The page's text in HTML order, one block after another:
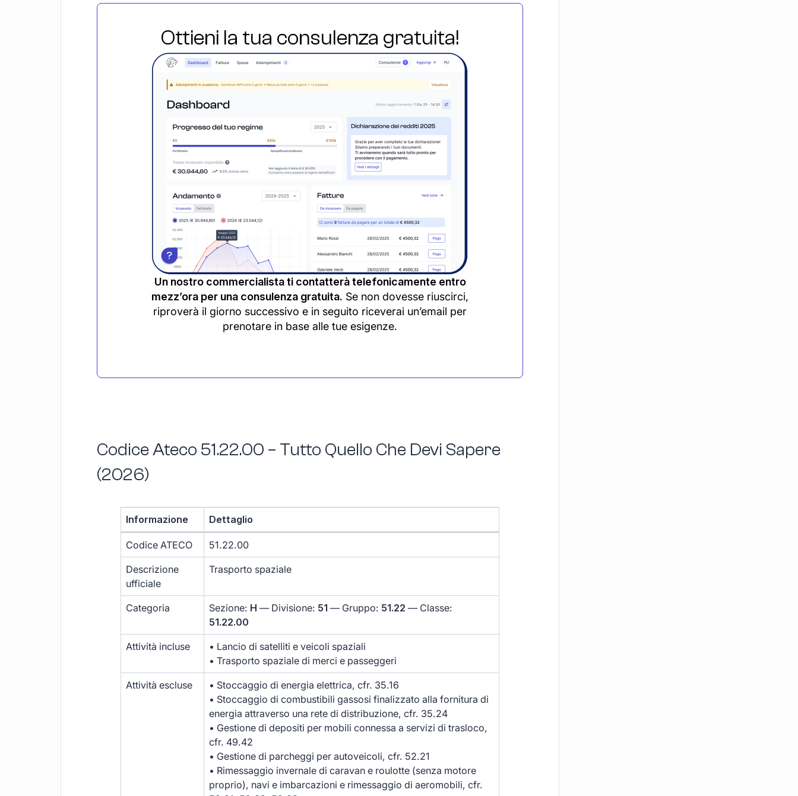
Ottieni la tua consulenza gratuita!
Un nostro commercialista ti contatterà telefonicamente entro
mezz’ora per una consulenza gratuita. Se non dovesse riuscirci,
riproverà il giorno successivo e in seguito riceverai un’email per
prenotare in base alle tue esigenze.
Codice Ateco 51.22.00 – Tutto Quello Che Devi Sapere
(2026)
Informazione Dettaglio
Codice ATECO 51.22.00
Descrizione
ufficiale
Trasporto spaziale
Categoria Sezione: H — Divisione: 51 — Gruppo: 51.22 — Classe:
51.22.00
Attività incluse
• Lancio di satelliti e veicoli spaziali
• Trasporto spaziale di merci e passeggeri
Attività escluse
• Stoccaggio di energia elettrica, cfr. 35.16
• Stoccaggio di combustibili gassosi finalizzato alla fornitura di
energia attraverso una rete di distribuzione, cfr. 35.24
• Gestione di depositi per mobili connessa a servizi di trasloco,
cfr. 49.42
• Gestione di parcheggi per autoveicoli, cfr. 52.21
• Rimessaggio invernale di caravan e roulotte (senza motore
proprio), navi e imbarcazioni e rimessaggio di aeromobili, cfr.